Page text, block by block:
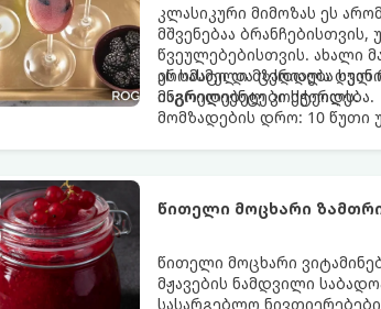
კლასიკური მიმოზას ეს
მშვენებაა
წვეულებებისთვის. ახალი
არომატი და ცქრიალა
მაგრილებელ კოქტეილს.
ეს სასმელი მზადდება სულ
ინგრედიენტები სჭირდება.
მომზადების დრო: 10 წუთი
წითელი მოცხარი
წითელი მოცხარი
მჟავების ნამდვილი
სასარგებლო